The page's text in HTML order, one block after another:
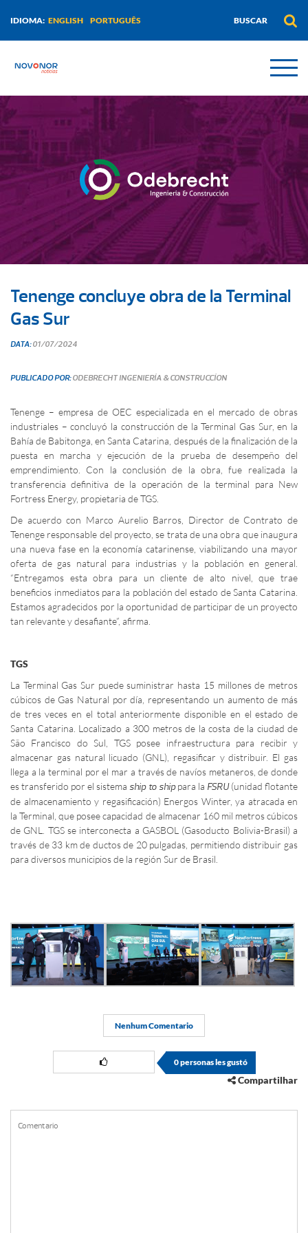
IDIOMA: ENGLISH PORTUGUÊS
Tenenge concluye obra de la Terminal
Gas Sur
DATA:01/07/2024
PUBLICADO POR:ODEBRECHT INGENIERÍA & CONSTRUCCÍON
Tenenge – empresa de OEC especializada en el mercado de obras
industriales – concluyó la construcción de la Terminal Gas Sur, en la
Bahía de Babitonga, en Santa Catarina, después de la finalización de la
puesta en marcha y ejecución de la prueba de desempeño del
emprendimiento. Con la conclusión de la obra, fue realizada la
transferencia definitiva de la operación de la terminal para New
Fortress Energy, propietaria de TGS.
De acuerdo con Marco Aurelio Barros, Director de Contrato de
Tenenge responsable del proyecto, se trata de una obra que inaugura
una nueva fase en la economía catarinense, viabilizando una mayor
oferta de gas natural para industrias y la población en general.
“Entregamos esta obra para un cliente de alto nivel, que trae
beneficios inmediatos para la población del estado de Santa Catarina.
Estamos agradecidos por la oportunidad de participar de un proyecto
tan relevante y desafiante”, afirma.
TGS
La Terminal Gas Sur puede suministrar hasta 15 millones de metros
cúbicos de Gas Natural por día, representando un aumento de más
de tres veces en el total anteriormente disponible en el estado de
Santa Catarina. Localizado a 300 metros de la costa de la ciudad de
São Francisco do Sul, TGS posee infraestructura para recibir y
almacenar gas natural licuado (GNL), regasificar y distribuir. El gas
llega a la terminal por el mar a través de navíos metaneros, de donde
es transferido por el sistema ship to shippara la FSRU(unidad flotante
de almacenamiento y regasificación) Energos Winter, ya atracada en
la Terminal, que posee capacidad de almacenar 160 mil metros cúbicos
de GNL. TGS se interconecta a GASBOL (Gasoducto Bolivia-Brasil) a
través de 33 km de ductos de 20 pulgadas, permitiendo distribuir gas
para diversos municipios de la región Sur de Brasil.
Nenhum Comentario
0personas les gustó
Compartilhar